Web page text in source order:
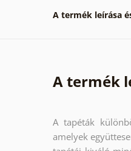
A termék leírása
A termék
A tapéták
amelyek